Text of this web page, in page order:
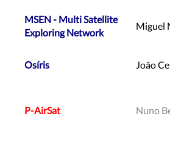
MSEN - Multi Satellite
Exploring Network
Miguel
Osíris João
P-AirSat Nuno